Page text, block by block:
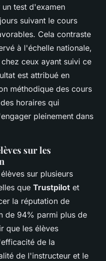
test d'examen
suivant le cours
Cela contraste
à l'échelle nationale,
ceux ayant suivi ce
est attribué en
méthodique des cours
horaires qui
pleinement dans
sur les
sur plusieurs
que Trustpilot et
la réputation de
de 94% parmi plus de
que les élèves
de la
de l'instructeur et le